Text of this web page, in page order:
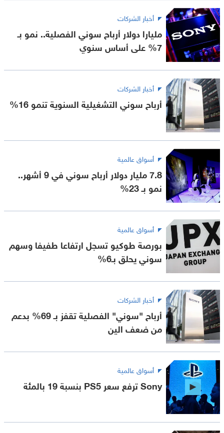
أخبار الشركات
مليارا دولار أرباح سوني الفصلية.. نمو بـ
7% على أساس سنوي
أخبار الشركات
أرباح سوني التشغيلية السنوية تنمو 16%
أسواق عالمية
7.8 مليار دولار أرباح سوني في 9 أشهر..
نمو بـ 23%
أسواق عالمية
بورصة طوكيو تسجل ارتفاعا طفيفا وسهم
سوني يحلق بـ6%
أخبار الشركات
أرباح "سوني" الفصلية تقفز بـ 69% بدعم
من ضعف الين
أسواق عالمية
Sony ترفع سعر PS5 بنسبة 19 بالمئة